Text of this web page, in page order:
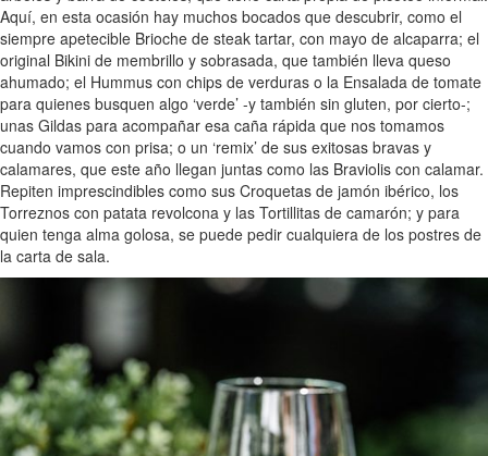
Aquí, en esta ocasión hay muchos bocados que descubrir, como el
siempre apetecible Brioche de steak tartar, con mayo de alcaparra; el
original Bikini de membrillo y sobrasada, que también lleva queso
ahumado; el Hummus con chips de verduras o la Ensalada de tomate
para quienes busquen algo ‘verde’ -y también sin gluten, por cierto-;
unas Gildas para acompañar esa caña rápida que nos tomamos
cuando vamos con prisa; o un ‘remix’ de sus exitosas bravas y
calamares, que este año llegan juntas como las Braviolis con calamar.
Repiten imprescindibles como sus Croquetas de jamón ibérico, los
Torreznos con patata revolcona y las Tortillitas de camarón; y para
quien tenga alma golosa, se puede pedir cualquiera de los postres de
la carta de sala.